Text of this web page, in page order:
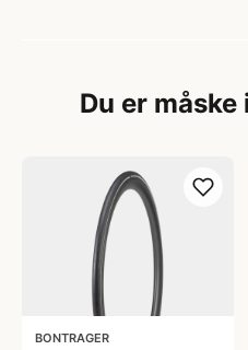
Du er
BONTRAGER